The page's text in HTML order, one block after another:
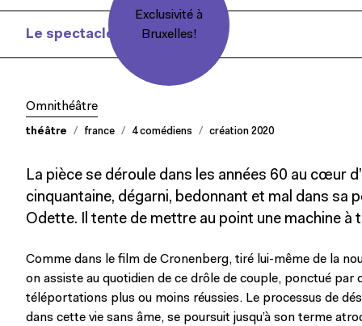
Exclusivité à
Bruxelles!
Le spectacle La Mouche - bébête show
Omnithéâtre
théâtre france 4 comédiens création 2020
La pièce se déroule dans les années 60 au cœur
cinquantaine, dégarni, bedonnant et mal dans sa
Odette. Il tente de mettre au point une machine à
Comme dans le film de Cronenberg, tiré lui-même de la
on assiste au quotidien de ce drôle de couple, ponctué par
téléportations plus ou moins réussies. Le processus de
dans cette vie sans âme, se poursuit jusqu’à son terme